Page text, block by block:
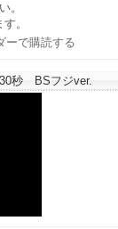
。
。
秒 BSフジver.